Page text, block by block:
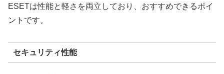
ESETは性能と軽さを両立しており、おすすめできるポイ
ントです。
セキュリティ性能